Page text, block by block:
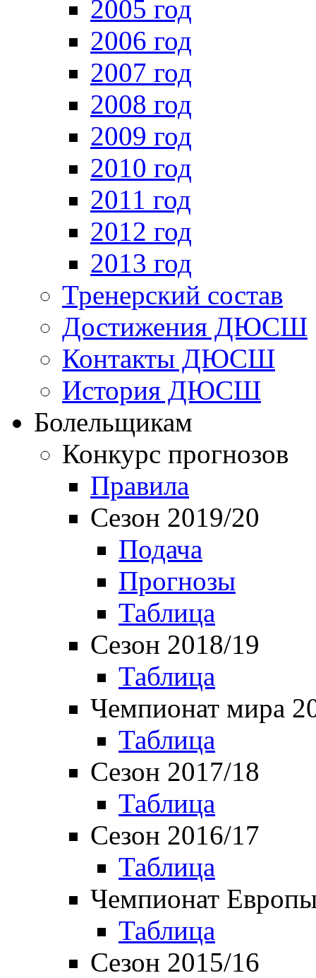
2005 год
2006 год
2007 год
2008 год
2009 год
2010 год
2011 год
2012 год
2013 год
Тренерский состав
Достижения ДЮСШ
Контакты ДЮСШ
История ДЮСШ
Болельщикам
Конкурс прогнозов
Правила
Сезон 2019/20
Подача
Прогнозы
Таблица
Сезон 2018/19
Таблица
Чемпионат мира
Таблица
Сезон 2017/18
Таблица
Сезон 2016/17
Таблица
Чемпионат
Таблица
Сезон 2015/16